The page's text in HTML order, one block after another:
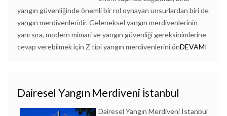
yangın güvenliğinde önemli bir rol oynayan unsurlardan biri de
yangın merdivenleridir. Geleneksel yangın merdivenlerinin
yanı sıra, modern mimari ve yangın güvenliği gereksinimlerine
cevap verebilmek için Z tipi yangın merdivenlerini önDEVAMI
Dairesel Yangın Merdiveni İstanbul
Dairesel Yangın Merdiveni İstanbul